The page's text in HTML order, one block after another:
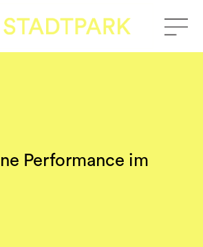
Performance im